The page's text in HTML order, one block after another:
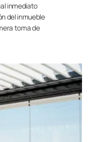
inmediato
del inmueble
toma de